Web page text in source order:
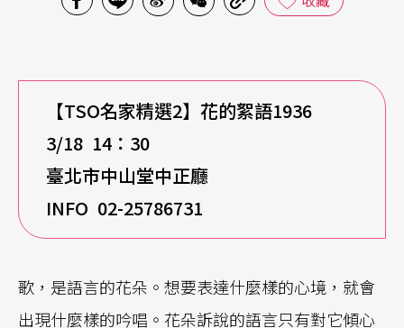
【TSO名家精選2】花的絮語1936
3/18 14 ：30
臺北市中山堂中正廳
INFO 02-25786731
歌，是語言的花朵。想要表達什麼樣的心境，就會
出現什麼樣的吟唱。花朵訴說的語言只有對它傾心